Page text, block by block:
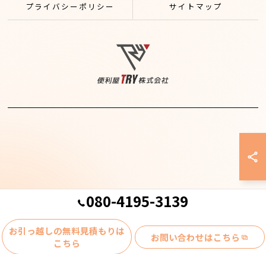
080-4195-3139
お引っ越しの無料見積もりは
こちら
お問い合わせはこちら
プライバシーポリシー サイトマップ
© 2026 千葉県柏市の不用品回収なら便利屋TRY株式会社 ALL RIGHTS
RESERVED.